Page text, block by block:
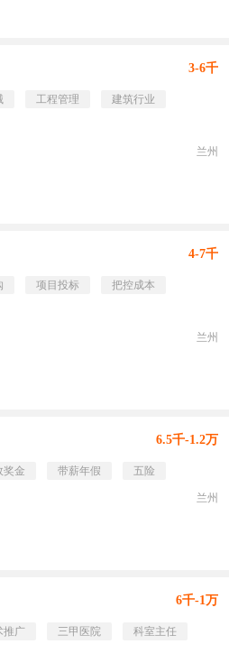
3-6千
工程管理
建筑行业
兰州
4-7千
项目投标
把控成本
兰州
6.5千-1.2万
奖金 带薪年假 五险
兰州
6千-1万
推广 三甲医院
科室主任